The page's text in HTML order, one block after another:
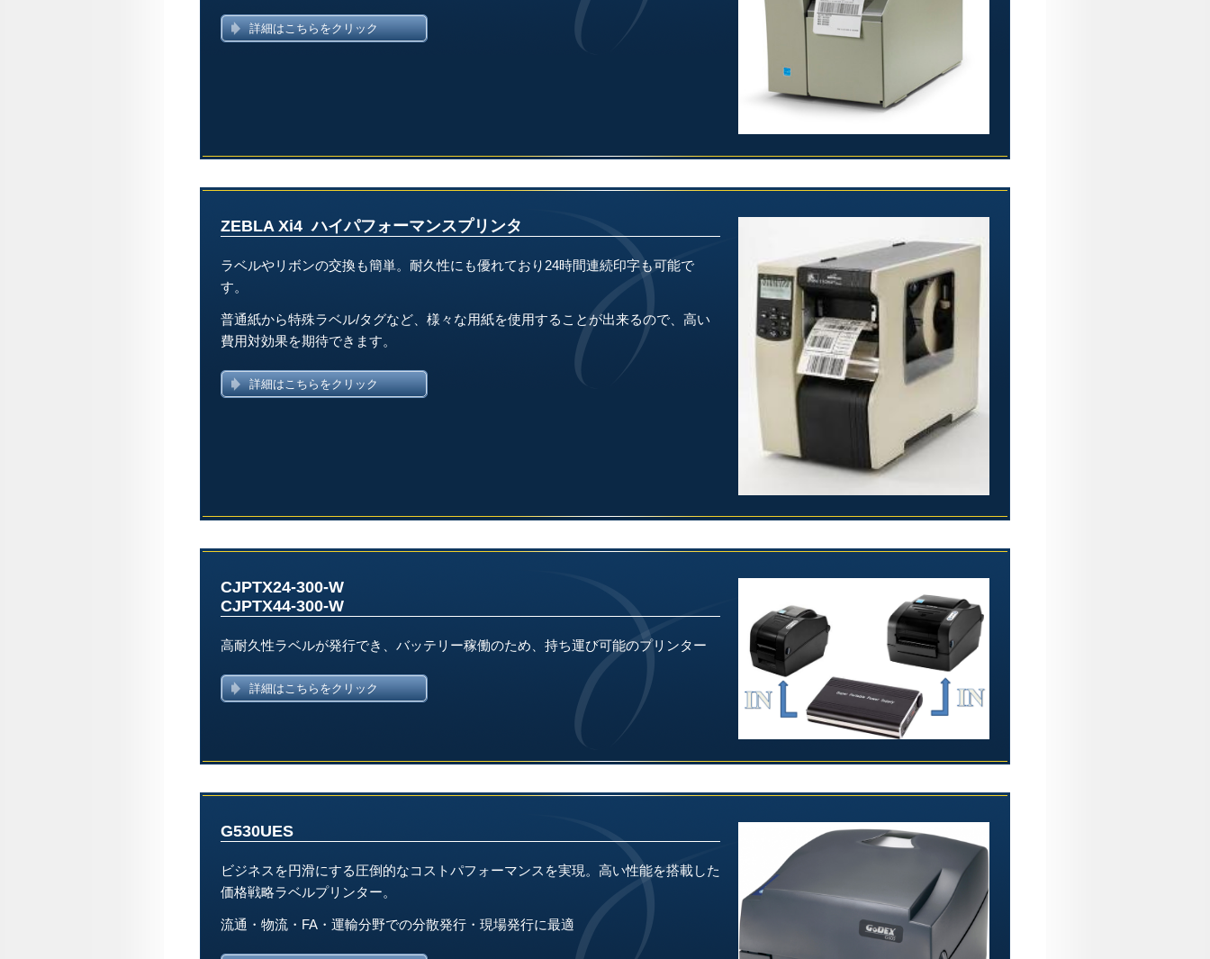
詳細はこちらをクリック
ZEBLA Xi4 ハイパフォーマンスプリンタ
ラベルやリボンの交換も簡単。耐久性にも優れており24時間連続印字も可能で
す。
普通紙から特殊ラベル/タグなど、様々な用紙を使用することが出来るので、高い
費用対効果を期待できます。
詳細はこちらをクリック
CJPTX24-300-W
CJPTX44-300-W
高耐久性ラベルが発行でき、バッテリー稼働のため、持ち運び可能のプリンター
詳細はこちらをクリック
G530UES
ビジネスを円滑にする圧倒的なコストパフォーマンスを実現。高い性能を搭載した
価格戦略ラベルプリンター。
流通・物流・FA・運輸分野での分散発行・現場発行に最適